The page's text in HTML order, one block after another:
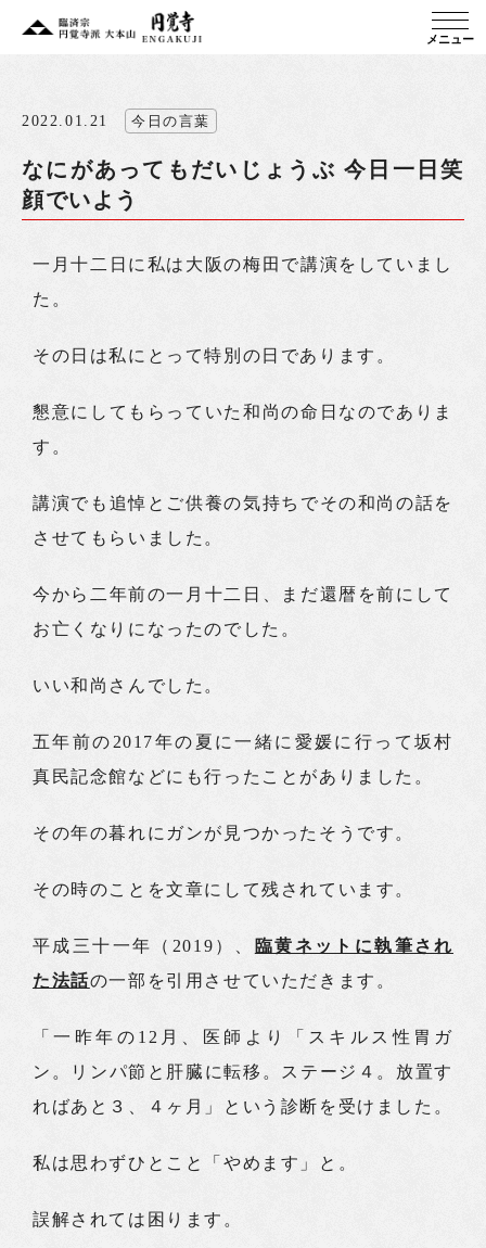
メニュー
2022.01.21 今日の言葉
なにがあってもだいじょうぶ 今日一日笑
顔でいよう
一月十二日に私は大阪の梅田で講演をしていまし
た。
その日は私にとって特別の日であります。
懇意にしてもらっていた和尚の命日なのでありま
す。
講演でも追悼とご供養の気持ちでその和尚の話を
させてもらいました。
今から二年前の一月十二日、まだ還暦を前にして
お亡くなりになったのでした。
いい和尚さんでした。
五年前の2017年の夏に一緒に愛媛に行って坂村
真民記念館などにも行ったことがありました。
その年の暮れにガンが見つかったそうです。
その時のことを文章にして残されています。
平成三十一年（2019）、
臨黄ネットに執筆され
た法話の一部を引用させていただきます。
「一昨年の12月、医師より「スキルス性胃ガ
ン。リンパ節と肝臓に転移。ステージ４。放置す
ればあと３、４ヶ月」という診断を受けました。
私は思わずひとこと「やめます」と。
誤解されては困ります。